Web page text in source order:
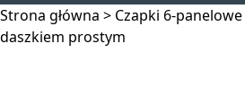
Strona główna > Czapki 6-panelowe
daszkiem prostym